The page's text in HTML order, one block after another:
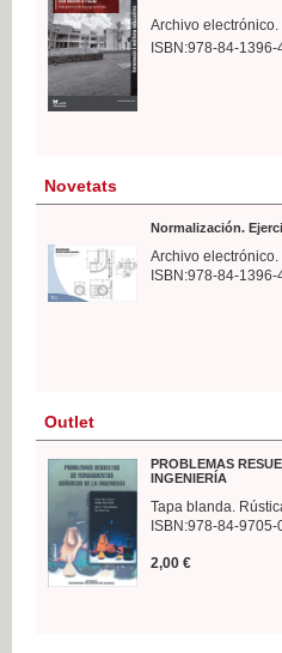
Archivo
ISBN:978-84-1396-
Novetats
Normalización.
Archivo
ISBN:978-84-1396-
Outlet
PROBLEMAS
INGENIERÍA
Tapa blanda.
ISBN:978-84-9705-
2,00 €